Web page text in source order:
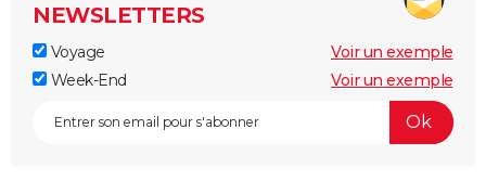
NEWSLETTERS
Voyage
Voir un exemple
Week-End
Voir un exemple